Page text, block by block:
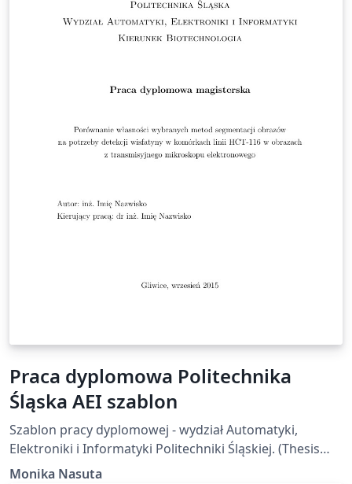
Praca dyplomowa Politechnika
Śląska AEI szablon
Szablon pracy dyplomowej - wydział Automatyki,
Elektroniki i Informatyki Politechniki Śląskiej. (Thesis
template for the Silesian University of Technology)
Monika Nasuta